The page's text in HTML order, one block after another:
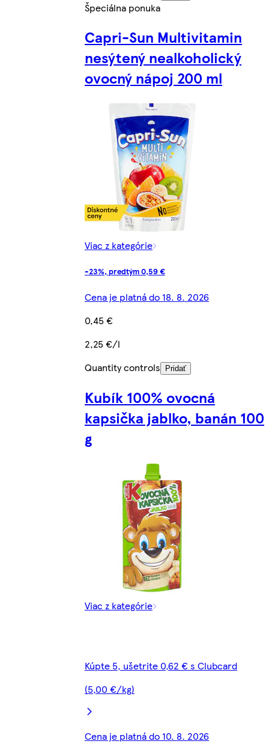
Špeciálna ponuka
Capri-Sun Multivitamin
nesýtený nealkoholický
ovocný nápoj 200 ml
Viac z kategórie
-23%, predtým 0,59 €
Cena je platná do 18. 8. 2026
0,45 €
2,25 €/l
Quantity controls
Pridať
Kubík 100% ovocná
kapsička jablko, banán 100
g
Viac z kategórie
Kúpte 5, ušetrite 0,62 € s Clubcard
(5,00 €/kg)
Cena je platná do 10. 8. 2026